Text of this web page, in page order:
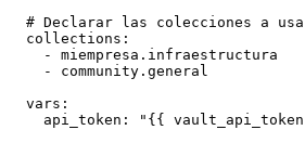
# Declarar las colecciones a
  collections:
    - miempresa.infraestructura
    - community.general
  vars:
api_token: "{{